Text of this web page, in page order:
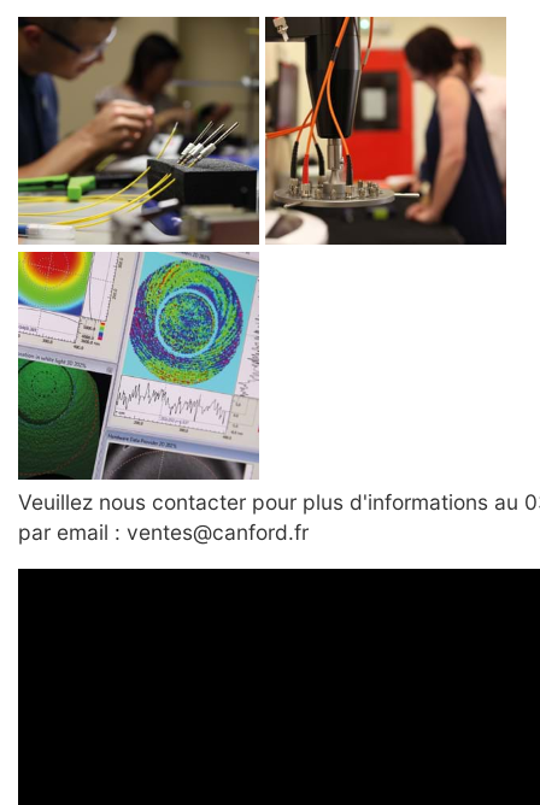
Veuillez nous contacter pour plus d'informations au
par email : ventes@canford.fr